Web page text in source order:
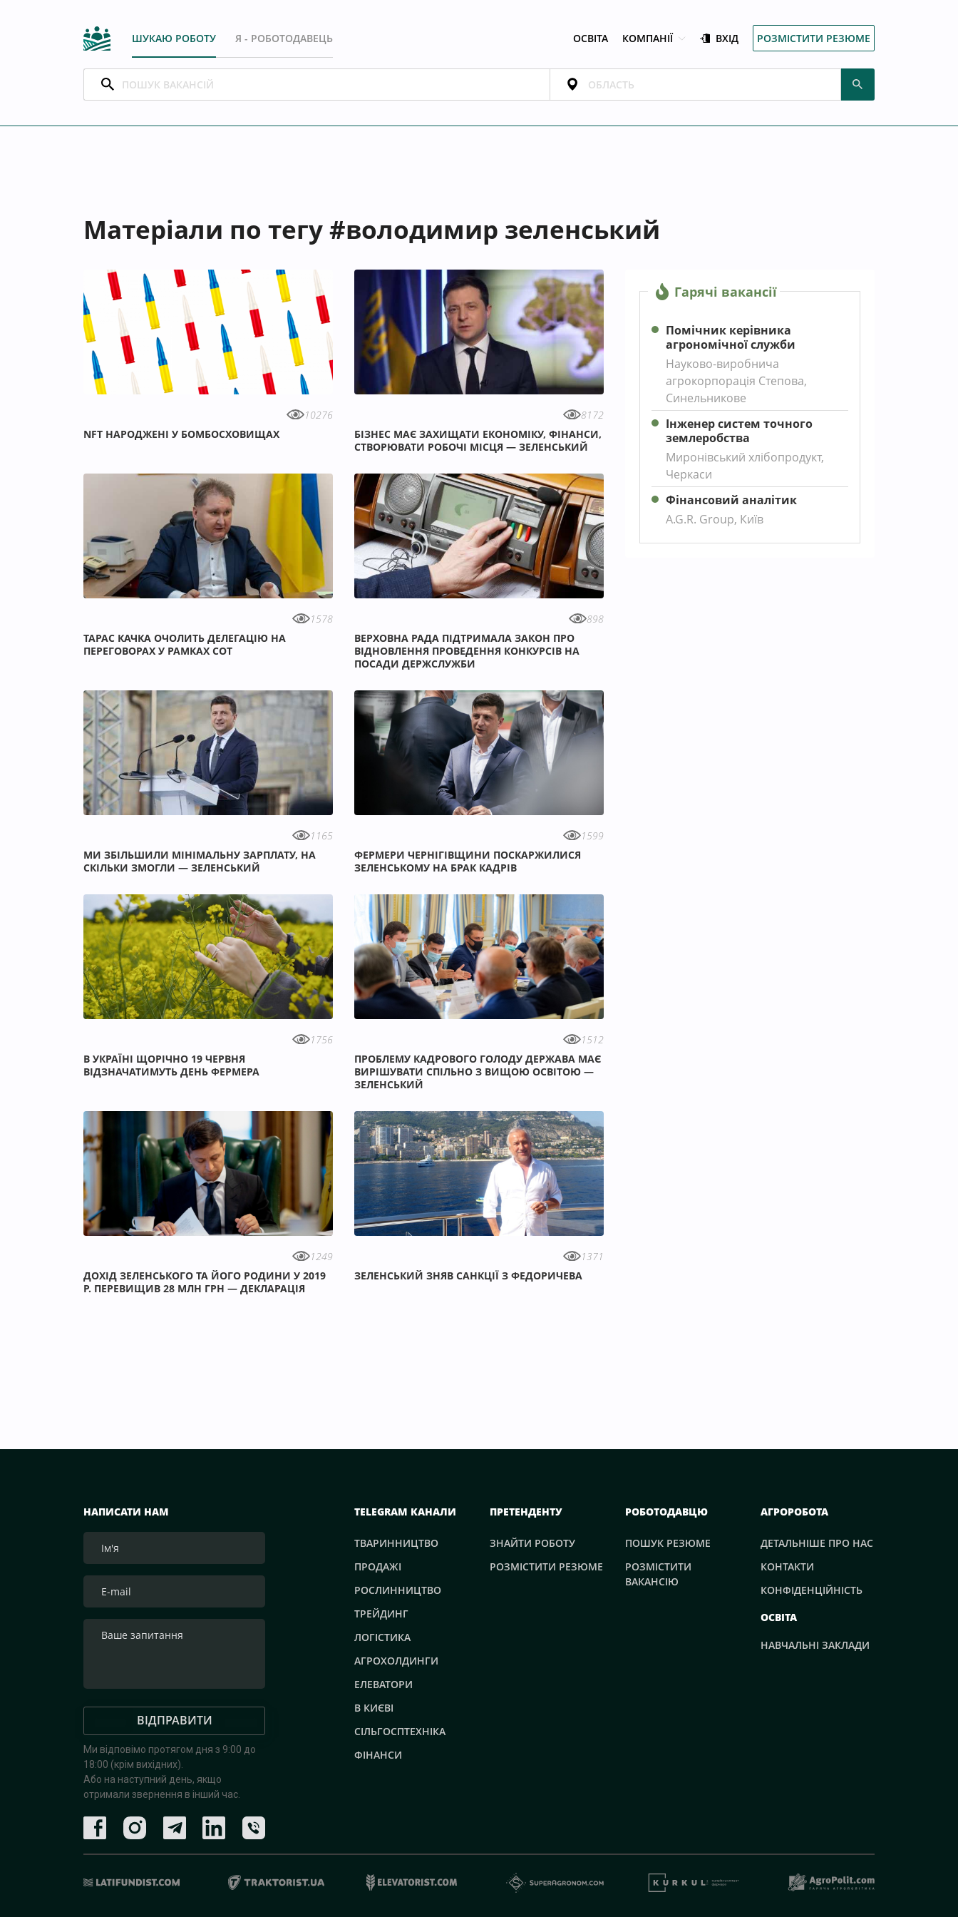
ШУКАЮ РОБОТУ Я - РОБОТОДАВЕЦЬ ОСВІТА КОМПАНІЇ ВХІД РОЗМІСТИТИ РЕЗЮМЕ
Матеріали по тегу #володимир зеленський
10276
NFT НАРОДЖЕНІ У БОМБОСХОВИЩАХ
8172
БІЗНЕС МАЄ ЗАХИЩАТИ ЕКОНОМІКУ, ФІНАНСИ,
СТВОРЮВАТИ РОБОЧІ МІСЦЯ — ЗЕЛЕНСЬКИЙ
1578
ТАРАС КАЧКА ОЧОЛИТЬ ДЕЛЕГАЦІЮ НА
ПЕРЕГОВОРАХ У РАМКАХ СОТ
898
ВЕРХОВНА РАДА ПІДТРИМАЛА ЗАКОН ПРО
ВІДНОВЛЕННЯ ПРОВЕДЕННЯ КОНКУРСІВ НА
ПОСАДИ ДЕРЖСЛУЖБИ
1165
МИ ЗБІЛЬШИЛИ МІНІМАЛЬНУ ЗАРПЛАТУ, НА
СКІЛЬКИ ЗМОГЛИ — ЗЕЛЕНСЬКИЙ
1599
ФЕРМЕРИ ЧЕРНІГІВЩИНИ ПОСКАРЖИЛИСЯ
ЗЕЛЕНСЬКОМУ НА БРАК КАДРІВ
1756
В УКРАЇНІ ЩОРІЧНО 19 ЧЕРВНЯ
ВІДЗНАЧАТИМУТЬ ДЕНЬ ФЕРМЕРА
1512
ПРОБЛЕМУ КАДРОВОГО ГОЛОДУ ДЕРЖАВА МАЄ
ВИРІШУВАТИ СПІЛЬНО З ВИЩОЮ ОСВІТОЮ —
ЗЕЛЕНСЬКИЙ
1249
ДОХІД ЗЕЛЕНСЬКОГО ТА ЙОГО РОДИНИ У 2019
Р. ПЕРЕВИЩИВ 28 МЛН ГРН — ДЕКЛАРАЦІЯ
1371
ЗЕЛЕНСЬКИЙ ЗНЯВ САНКЦІЇ З ФЕДОРИЧЕВА
Гарячі вакансії
Помічник керівника
агрономічної служби
Науково-виробнича
агрокорпорація Степова,
Синельникове
Інженер систем точного
землеробства
Миронівський хлібопродукт,
Черкаси
Фінансовий аналітик
A.G.R. Group, Київ
НАПИСАТИ НАМ
ВІДПРАВИТИ
Ми відповімо протягом дня з 9:00 до
18:00 (крім вихідних).
Або на наступний день, якщо
отримали звернення в інший час.
TELEGRAM КАНАЛИ
ТВАРИННИЦТВО
ПРОДАЖІ
РОСЛИННИЦТВО
ТРЕЙДИНГ
ЛОГІСТИКА
АГРОХОЛДИНГИ
ЕЛЕВАТОРИ
В КИЄВІ
СІЛЬГОСПТЕХНІКА
ФІНАНСИ
ПРЕТЕНДЕНТУ
ЗНАЙТИ РОБОТУ
РОЗМІСТИТИ РЕЗЮМЕ
РОБОТОДАВЦЮ
ПОШУК РЕЗЮМЕ
РОЗМІСТИТИ
ВАКАНСІЮ
АГРОРОБОТА
ДЕТАЛЬНІШЕ ПРО НАС
КОНТАКТИ
КОНФІДЕНЦІЙНІСТЬ
ОСВІТА
НАВЧАЛЬНІ ЗАКЛАДИ